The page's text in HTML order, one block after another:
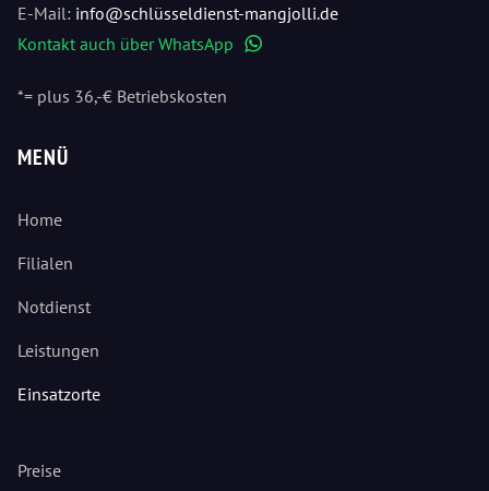
E-Mail: info@schlüsseldienst-mangjolli.de
Kontakt auch über WhatsApp
*= plus 36,-€ Betriebskosten
MENÜ
Home
Filialen
Notdienst
Leistungen
Einsatzorte
Preise